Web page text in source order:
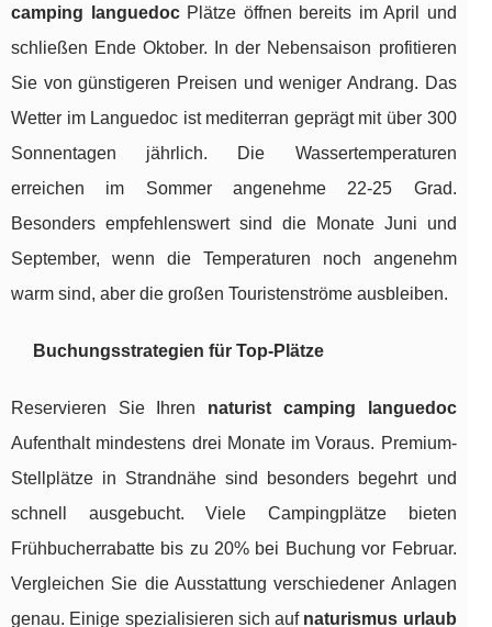
camping languedocPlätze öffnen bereits im April und
schließen Ende Oktober. In der Nebensaison profitieren
Sie von günstigeren Preisen und weniger Andrang. Das
Wetter im Languedoc ist mediterran geprägt mit über 300
Sonnentagen jährlich. Die Wassertemperaturen
erreichen im Sommer angenehme 22-25 Grad.
Besonders empfehlenswert sind die Monate Juni und
September, wenn die Temperaturen noch angenehm
warm sind, aber die großen Touristenströme ausbleiben.
Buchungsstrategien für Top-Plätze
Reservieren Sie Ihren naturist camping languedoc
Aufenthalt mindestens drei Monate im Voraus. Premium-
Stellplätze in Strandnähe sind besonders begehrt und
schnell ausgebucht. Viele Campingplätze bieten
Frühbucherrabatte bis zu 20% bei Buchung vor Februar.
Vergleichen Sie die Ausstattung verschiedener Anlagen
genau. Einige spezialisieren sich auf naturismus urlaub